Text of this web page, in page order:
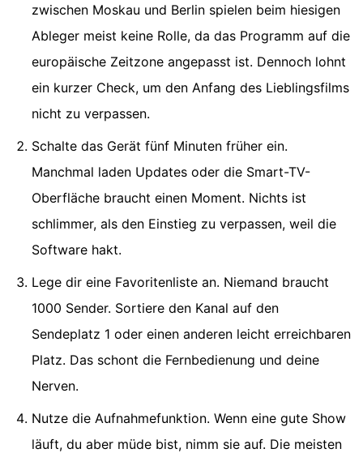
zwischen Moskau und Berlin spielen beim hiesigen
Ableger meist keine Rolle, da das Programm auf die
europäische Zeitzone angepasst ist. Dennoch lohnt
ein kurzer Check, um den Anfang des Lieblingsfilms
nicht zu verpassen.
Schalte das Gerät fünf Minuten früher ein.
Manchmal laden Updates oder die Smart-TV-
Oberfläche braucht einen Moment. Nichts ist
schlimmer, als den Einstieg zu verpassen, weil die
Software hakt.
Lege dir eine Favoritenliste an. Niemand braucht
1000 Sender. Sortiere den Kanal auf den
Sendeplatz 1 oder einen anderen leicht erreichbaren
Platz. Das schont die Fernbedienung und deine
Nerven.
Nutze die Aufnahmefunktion. Wenn eine gute Show
läuft, du aber müde bist, nimm sie auf. Die meisten